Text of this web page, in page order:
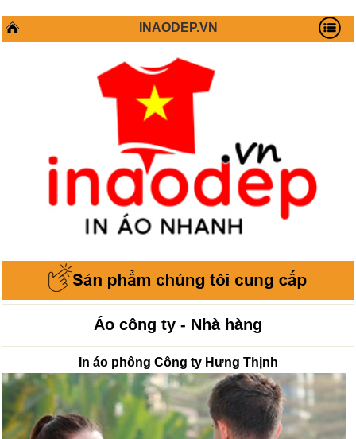
INAODEP.VN
Áo công ty - Nhà hàng
In áo phông Công ty Hưng Thịnh